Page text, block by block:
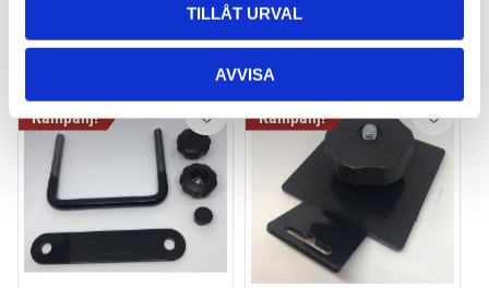
TILLÅT URVAL
AVVISA
Lägg till i favoriter Lägg